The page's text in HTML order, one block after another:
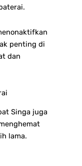
penting di
dan
Singa juga
lama.